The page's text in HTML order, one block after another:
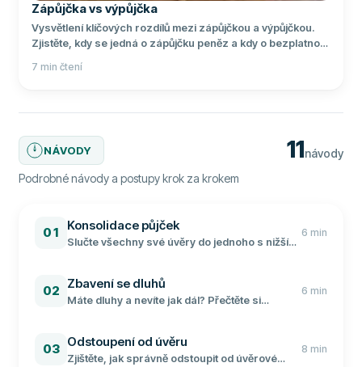
Zápůjčka vs výpůjčka
Vysvětlení klíčových rozdílů mezi zápůjčkou a výpůjčkou.
Zjistěte, kdy se jedná o zápůjčku peněz a kdy o bezplatnou
7 min čtení
NÁVODY 11návody
Podrobné návody a postupy krok za krokem
01 Konsolidace půjček
Slučte všechny své úvěry do jednoho s nižší
6 min
02 Zbavení se dluhů
Máte dluhy a nevíte jak dál? Přečtěte si
6 min
03 Odstoupení od úvěru
Zjištěte, jak správně odstoupit od úvěrové
8 min